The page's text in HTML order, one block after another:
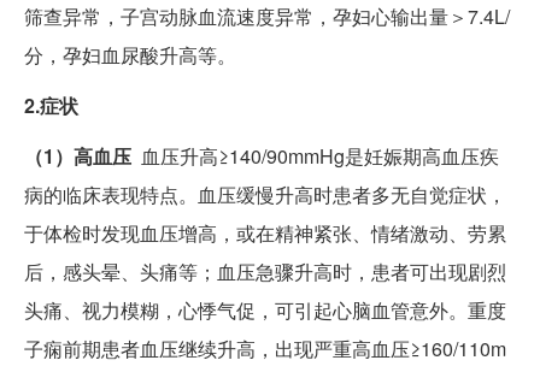
筛查异常，子宫动脉血流速度异常，孕妇心输出量＞7.4L/
分，孕妇血尿酸升高等。
2.症状
（1）高血压 血压升高≥140/90mmHg是妊娠期高血压疾
病的临床表现特点。血压缓慢升高时患者多无自觉症状，
于体检时发现血压增高，或在精神紧张、情绪激动、劳累
后，感头晕、头痛等；血压急骤升高时，患者可出现剧烈
头痛、视力模糊，心悸气促，可引起心脑血管意外。重度
子痫前期患者血压继续升高，出现严重高血压≥160/110m